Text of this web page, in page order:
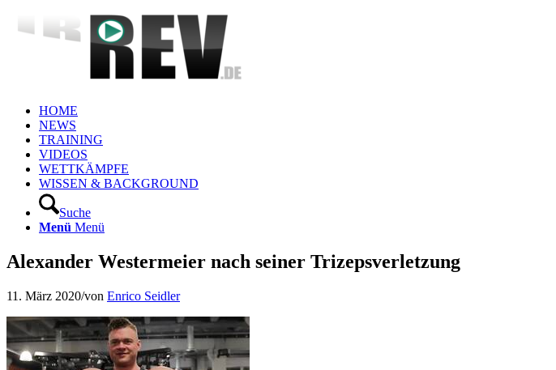
HOME
NEWS
TRAINING
VIDEOS
WETTKÄMPFE
WISSEN & BACKGROUND
Suche
Menü Menü
Alexander Westermeier nach seiner Trizepsverletzung
11. März 2020/von Enrico Seidler